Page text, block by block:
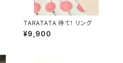
TARATATA 待て！ リング
¥9,900